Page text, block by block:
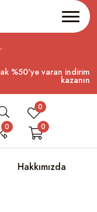
%50'ye varan indirim
kazanın
0
0
0
Hakkımızda